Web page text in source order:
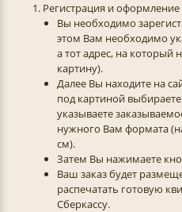
1. Регистрация и оформление
Вы необходимо
этом Вам необходимо
а тот адрес, на который
картину).
Далее Вы находите на
под картиной
указываете
нужного Вам формата
см).
Затем Вы нажимаете
Ваш заказ будет
распечатать готовую
Сберкассу.